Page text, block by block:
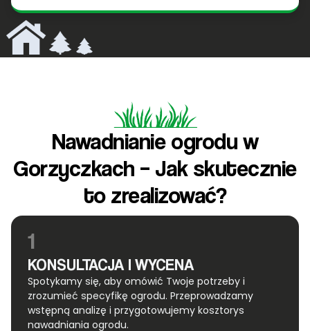
Nawadnianie ogrodu w
Gorzyczkach – Jak skutecznie
to zrealizować?
1
KONSULTACJA I WYCENA
Spotykamy się, aby omówić Twoje potrzeby i
zrozumieć specyfikę ogrodu. Przeprowadzamy
wstępną analizę i przygotowujemy kosztorys
nawadniania ogrodu.